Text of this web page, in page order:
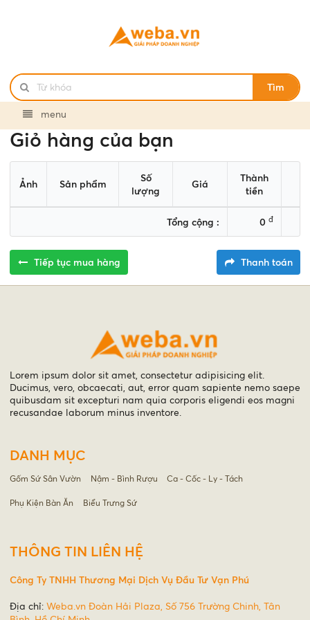
Tìm
menu
Giỏ hàng của bạn
Ảnh Sản phẩm
Số
lượng
Giá
Thành
tiền
Tổng cộng : 0 đ
Tiếp tục mua hàng Thanh toán
Lorem ipsum dolor sit amet, consectetur adipisicing elit.
Ducimus, vero, obcaecati, aut, error quam sapiente nemo saepe
quibusdam sit excepturi nam quia corporis eligendi eos magni
recusandae laborum minus inventore.
DANH MỤC
Gốm Sứ Sân Vườn Nậm - Bình Rượu Ca - Cốc - Ly - Tách
Phụ Kiện Bàn Ăn Biểu Trưng Sứ
THÔNG TIN LIÊN HỆ
Công Ty TNHH Thương Mại Dịch Vụ Đầu Tư Vạn Phú
Địa chỉ: Weba.vn Đoàn Hải Plaza, Số 756 Trường Chinh, Tân